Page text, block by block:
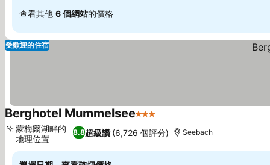
查看其他 6 個網站的價格
受歡迎的住宿
Berghotel Mummelsee3 星級
8.8超級讚 (6,726 個評分)
蒙梅爾湖畔的
地理位置
Seebach